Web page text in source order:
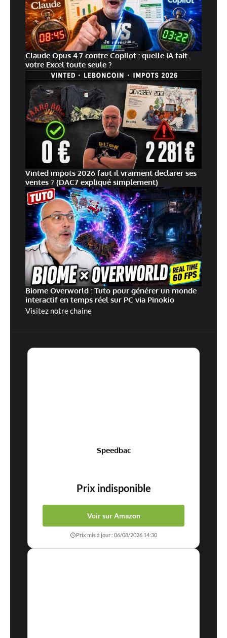
Claude Opus 4.7 contre Copilot : quelle IA fait
votre Excel toute seule ?
Vinted impots 2026 faut il vraiment declarer ses
ventes ? (DAC7 expliqué simplement)
Biome Overworld : Tuto pour générer un monde
interactif en temps réel sur PC via Pinokio
Visitez notre chaine
Speedbac
Prix indisponible
Voir sur Amazon
Prix mis à jour : 06/08/2026 14:30